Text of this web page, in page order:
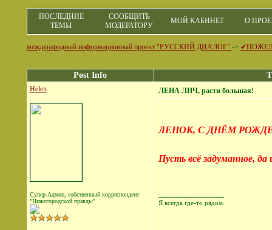
ПОСЛЕДНИЕ
ТЕМЫ
СООБЩИТЬ
МОДЕРАТОРУ
МОЙ КАБИНЕТ О
международный информационный проект "РУССКИЙ ДИАЛОГ" ->
Post Info
Helen
Супер-Админ, собственный корреспондент
"Нижегородской правды"
ЛЕНА ЛИЧ, расти большая!
ЛЕНОК, С ДНЁМ
Пусть всё задуманное,
Я всегда где-то рядом.